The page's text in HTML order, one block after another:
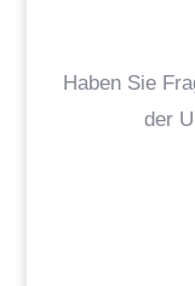
Haben Sie
der